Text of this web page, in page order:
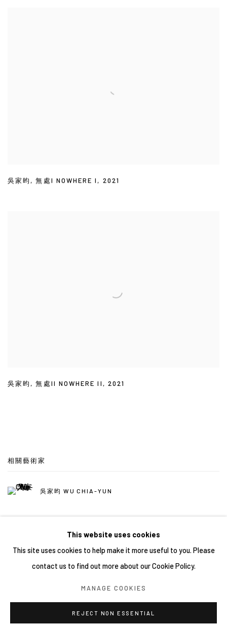
吳家昀 ,無處I NOWHERE I , 2021
吳家昀 ,無處II NOWHERE II , 2021
相關藝術家
吳家昀 WU CHIA-YUN
COPYRIGHT © 2026 YIRI ARTS, BACK_Y & YIRI JAKARTA.
ALL RIGHTS RESERVED.
This website uses cookies
This site uses cookies to help make it more useful to you. Please
contact us to find out more about our Cookie Policy.
MANAGE COOKIES
REJECT NON ESSENTIAL